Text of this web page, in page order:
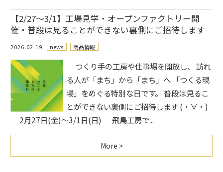
【2/27～3/1】工場見学・オープンファクトリー開
催・普段は見ることができない裏側にご招待します
2026.02.19 news 商品情報
つくり手の工房や仕事場を開放し、 訪れ
る人が「まち」から「まち」へ 「つくる現
場」をめぐる特別な日です。 普段は見るこ
とができない裏側にご招待します (・∀・)
2月27日(金)～3/1日(日) 飛鳥工房で...
More >